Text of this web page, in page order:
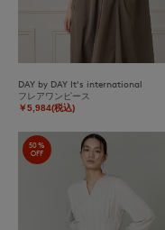
DAY by DAY It's international
フレアワンピース
￥5,984(税込)
50%
OFF